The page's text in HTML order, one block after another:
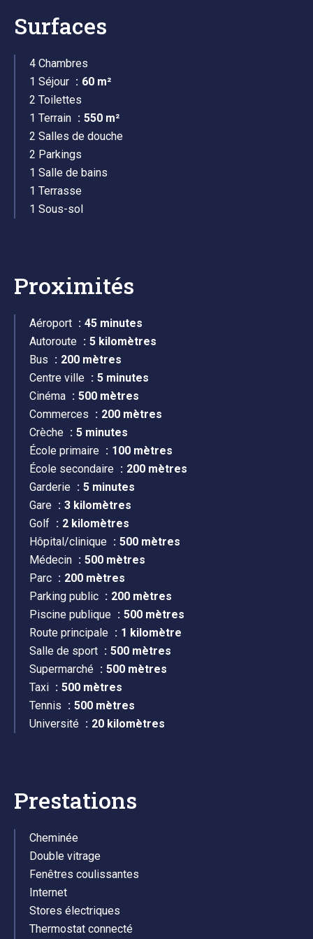
Surfaces
4 Chambres
1 Séjour
60 m²
2 Toilettes
1 Terrain
550 m²
2 Salles de douche
2 Parkings
1 Salle de bains
1 Terrasse
1 Sous-sol
Proximités
Aéroport
45 minutes
Autoroute
5 kilomètres
Bus
200 mètres
Centre ville
5 minutes
Cinéma
500 mètres
Commerces
200 mètres
Crèche
5 minutes
École primaire
100 mètres
École secondaire
200 mètres
Garderie
5 minutes
Gare
3 kilomètres
Golf
2 kilomètres
Hôpital/clinique
500 mètres
Médecin
500 mètres
Parc
200 mètres
Parking public
200 mètres
Piscine publique
500 mètres
Route principale
1 kilomètre
Salle de sport
500 mètres
Supermarché
500 mètres
Taxi
500 mètres
Tennis
500 mètres
Université
20 kilomètres
Prestations
Cheminée
Double vitrage
Fenêtres coulissantes
Internet
Stores électriques
Thermostat connecté